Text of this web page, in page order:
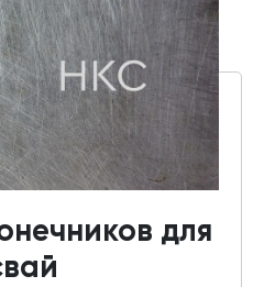
для